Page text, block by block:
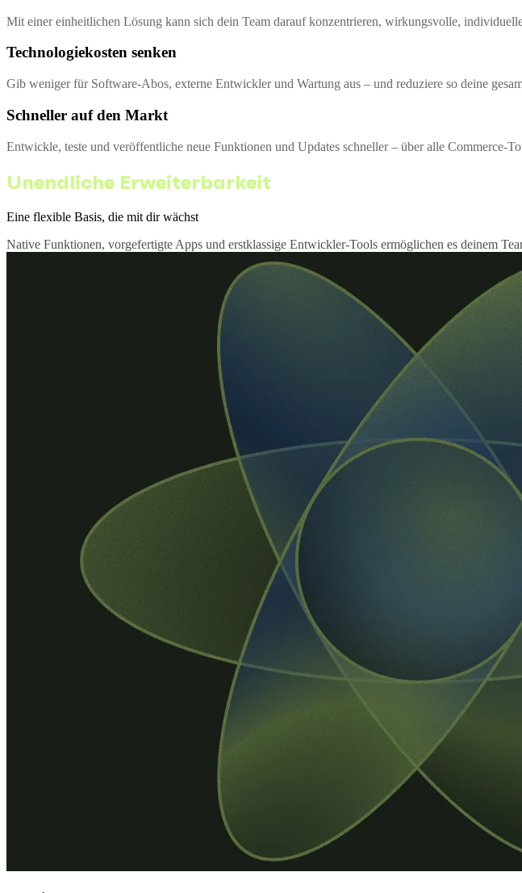
Mit einer einheitlichen Lösung kann sich dein Team darauf konzentrieren, wirkungsvolle,
Technologiekosten senken
Gib weniger für Software-Abos, externe Entwickler und Wartung aus – und reduziere so deine
Schneller auf den Markt
Entwickle, teste und veröffentliche neue Funktionen und Updates schneller – über alle Commerce-
Unendliche Erweiterbarkeit
Eine flexible Basis, die mit dir wächst
Native Funktionen, vorgefertigte Apps und erstklassige Entwickler-Tools ermöglichen es deinem